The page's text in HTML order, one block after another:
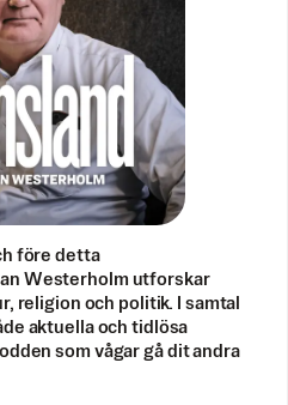
före detta
Westerholm utforskar
religion och politik. I samtal
aktuella och tidlösa
som vågar gå dit andra